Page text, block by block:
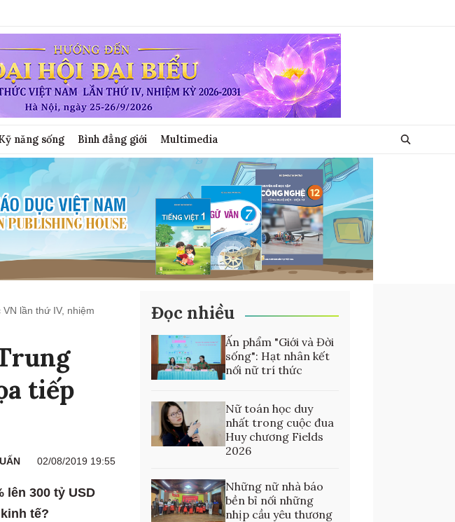
năng sống Bình đẳng giới Multimedia
lần thứ IV, nhiệm
tiếp
02/08/2019 19:55
lên 300 tỷ USD
tế?
Đọc nhiều
Ấn phẩm "Giới và Đời
sống": Hạt nhân kết
nối nữ trí thức
Nữ toán học duy
nhất trong cuộc đua
Huy chương Fields
2026
Những nữ nhà báo
bền bỉ nối những
nhịp cầu yêu thương